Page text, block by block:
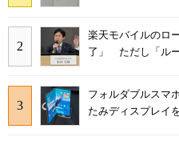
楽天モバイルのロ
了」 ただし「ル
フォルダブルスマ
たみディスプレイ